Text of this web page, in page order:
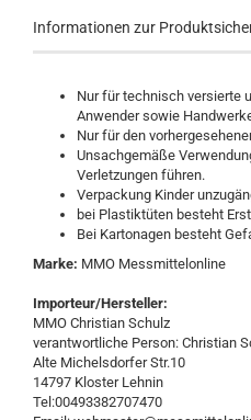
Informationen zur
Nur für technisch versierte
Anwender sowie
Nur für den
Unsachgemäße
Verletzungen führen.
Verpackung Kinder
bei Plastiktüten besteht
Bei Kartonagen besteht
Marke: MMO Messmittelonline
Importeur/Hersteller:
MMO Christian Schulz
verantwortliche Person: Christian
Alte Michelsdorfer Str.10
14797 Kloster Lehnin
Tel:00493382707470